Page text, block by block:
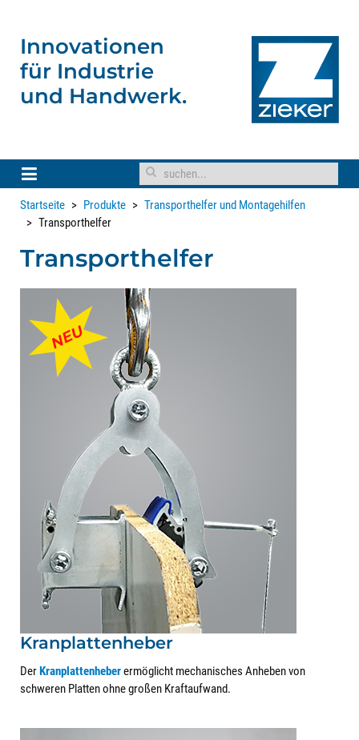
Innovationen
für Industrie
und Handwerk.
Startseite Produkte
Transporthelfer und Montagehilfen
Transporthelfer
Transporthelfer
Kranplattenheber
DerKranplattenheberermöglicht mechanisches Anheben von
schweren Platten ohne großen Kraftaufwand.